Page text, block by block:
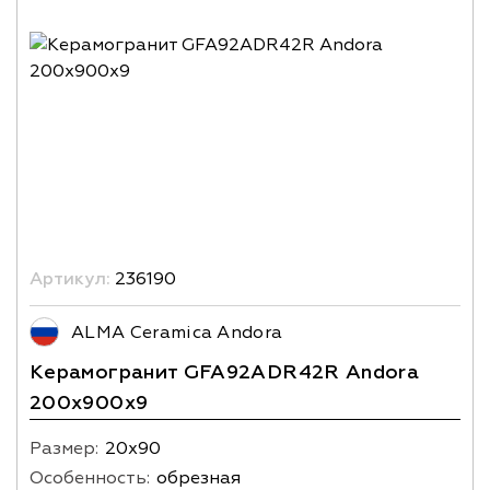
Артикул: 236190
ALMA Ceramica Andora
Керамогранит GFA92ADR42R Andora
200х900x9
Размер: 20х90
Особенность: обрезная